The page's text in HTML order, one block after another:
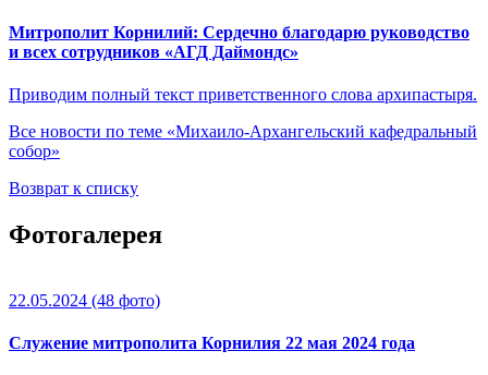
Митрополит Корнилий: Сердечно благодарю руководство
и всех сотрудников «АГД Даймондс»
Приводим полный текст приветственного слова архипастыря.
Все новости по теме «Михаило-Архангельский кафедральный
собор»
Возврат к списку
Фотогалерея
22.05.2024 (48 фото)
Служение митрополита Корнилия 22 мая 2024 года